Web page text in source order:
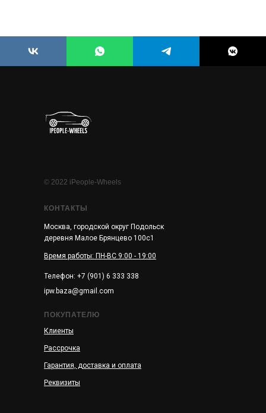
КОНТАКТЫ
Москва, городской округ Подольск
деревня Малое Брянцево 100с1
ipw.baza@gmail.com
Гарантия, доставка и оплата
Рассрочка
Клиенты
Реквизиты
ПОКУПАТЕЛЮ
© 2022 iPeople-Wheels
Телефон: +7 (901) 6 333 338
Время работы: ПН-ВС 9:00 - 19:00